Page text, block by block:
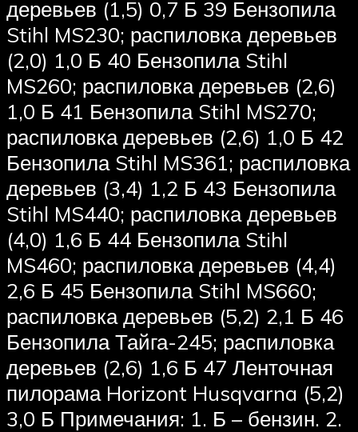
деревьев (1,5) 0,7 Б 39 Бензопила
Stihl MS230; распиловка деревьев
(2,0) 1,0 Б 40 Бензопила Stihl
MS260; распиловка деревьев (2,6)
1,0 Б 41 Бензопила Stihl MS270;
распиловка деревьев (2,6) 1,0 Б 42
Бензопила Stihl MS361; распиловка
деревьев (3,4) 1,2 Б 43 Бензопила
Stihl MS440; распиловка деревьев
(4,0) 1,6 Б 44 Бензопила Stihl
MS460; распиловка деревьев (4,4)
2,6 Б 45 Бензопила Stihl MS660;
распиловка деревьев (5,2) 2,1 Б 46
Бензопила Тайга-245; распиловка
деревьев (2,6) 1,6 Б 47 Ленточная
пилорама Horizont Husqvarna (5,2)
3,0 Б Примечания: 1. Б – бензин. 2.